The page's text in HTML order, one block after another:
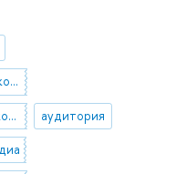
методы социологического исследования
социология массовых коммуникаций аудитория